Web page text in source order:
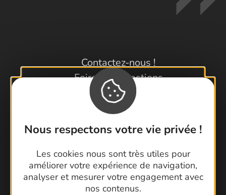
Nous respectons votre vie privée !
Les cookies nous sont très utiles pour
améliorer votre expérience de navigation,
analyser et mesurer votre engagement avec
nos contenus.
Contactez-nous !
Foire aux questions
Brochures
Cartoguides et Topoguides
Latitude Gard